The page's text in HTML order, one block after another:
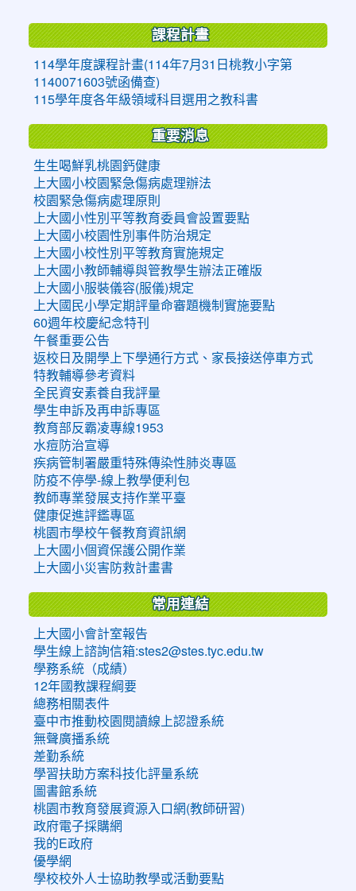
課程計畫
114學年度課程計畫(114年7月31日桃教小字第
1140071603號函備查)
115學年度各年級領域科目選用之教科書
重要消息
生生喝鮮乳桃園鈣健康
上大國小校園緊急傷病處理辦法
校園緊急傷病處理原則
上大國小性別平等教育委員會設置要點
上大國小校園性別事件防治規定
上大國小校性別平等教育實施規定
上大國小教師輔導與管教學生辦法正確版
上大國小服裝儀容(服儀)規定
上大國民小學定期評量命審題機制實施要點
60週年校慶紀念特刊
午餐重要公告
返校日及開學上下學通行方式、家長接送停車方式
特教輔導參考資料
全民資安素養自我評量
學生申訴及再申訴專區
教育部反霸凌專線1953
水痘防治宣導
疾病管制署嚴重特殊傳染性肺炎專區
防疫不停學-線上教學便利包
教師專業發展支持作業平臺
健康促進評鑑專區
桃園市學校午餐教育資訊網
上大國小個資保護公開作業
上大國小災害防救計畫書
常用連結
上大國小會計室報告
學生線上諮詢信箱:stes2@stes.tyc.edu.tw
學務系統（成績）
12年國教課程綱要
總務相關表件
臺中市推動校園閱讀線上認證系統
無聲廣播系統
差勤系統
學習扶助方案科技化評量系統
圖書館系統
桃園市教育發展資源入口網(教師研習)
政府電子採購網
我的E政府
優學網
學校校外人士協助教學或活動要點